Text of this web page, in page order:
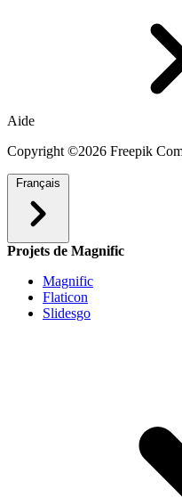
Aide
Copyright ©2026 Freepik
Français
Projets de Magnific
Magnific
Flaticon
Slidesgo